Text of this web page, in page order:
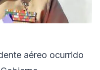
aéreo ocurrido